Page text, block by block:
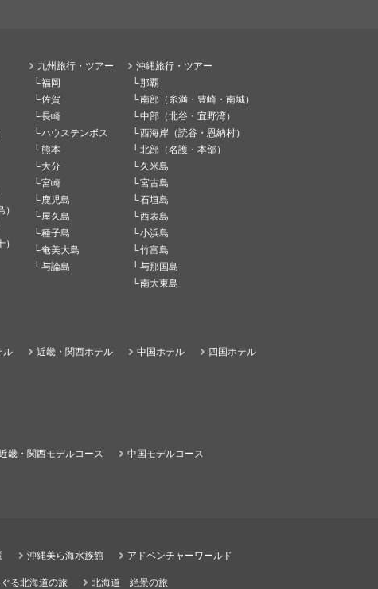
九州旅行・ツアー
福岡
佐賀
長崎
ハウステンボス
熊本
大分
宮崎
鹿児島
屋久島
種子島
奄美大島
与論島
沖縄旅行・ツアー
那覇
南部（糸満・豊崎・南城）
中部（北谷・宜野湾）
西海岸（読谷・恩納村）
北部（名護・本部）
久米島
宮古島
石垣島
西表島
小浜島
竹富島
与那国島
南大東島
ル 近畿・関西ホテル 中国ホテル 四国ホテル
畿・関西モデルコース 中国モデルコース
沖縄美ら海水族館 アドベンチャーワールド
る北海道の旅 北海道 絶景の旅